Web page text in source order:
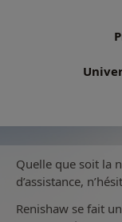
Quelle que soit la
d’assistance,
Renishaw se fait